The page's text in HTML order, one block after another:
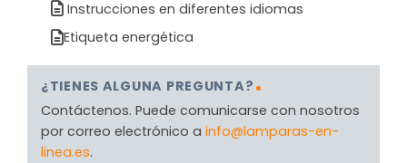
Instrucciones en diferentes idiomas
Etiqueta energética
¿TIENES ALGUNA PREGUNTA?
Contáctenos. Puede comunicarse con nosotros
por correo electrónico a info@lamparas-en-
linea.es.